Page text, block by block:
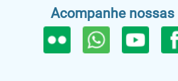
Acompanhe nossas